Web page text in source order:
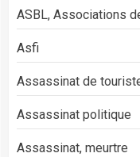
ASBL, Associations
Asfi
Assassinat de
Assassinat politique
Assassinat, meurtre